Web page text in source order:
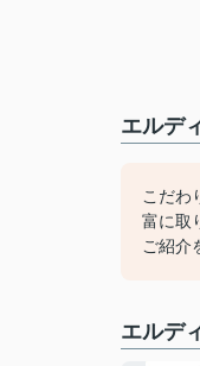
エルデ
こだわ
富に取
ご紹介
エルデ